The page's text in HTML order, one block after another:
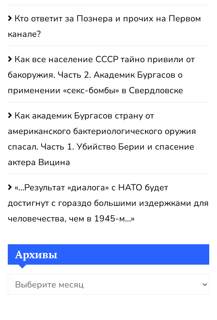
Кто ответит за Познера и прочих на Первом
канале?
Как все население СССР тайно привили от
бакоружия. Часть 2. Академик Бургасов о
применении «секс-бомбы» в Свердловске
Как академик Бургасов страну от
американского бактериологического оружия
спасал. Часть 1. Убийство Берии и спасение
актера Вицина
«…Результат «диалога» с НАТО будет
достигнут с гораздо большими издержками для
человечества, чем в 1945-м…»
Архивы
Архивы